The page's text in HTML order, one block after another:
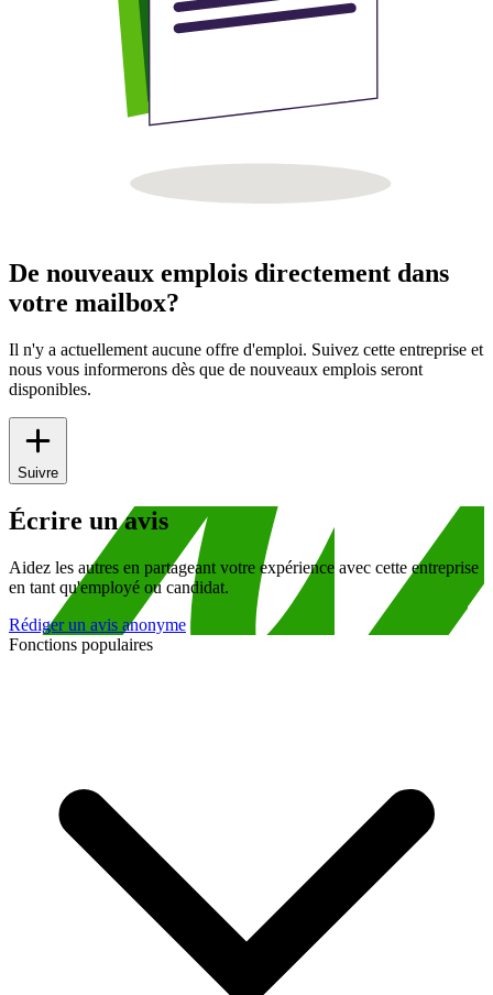
De nouveaux emplois directement dans
votre mailbox?
Il n'y a actuellement aucune offre d'emploi. Suivez cette entreprise et
nous vous informerons dès que de nouveaux emplois seront
disponibles.
Suivre
Écrire un avis
Aidez les autres en partageant votre expérience avec cette entreprise
en tant qu'employé ou candidat.
Rédiger un avis anonyme
Fonctions populaires